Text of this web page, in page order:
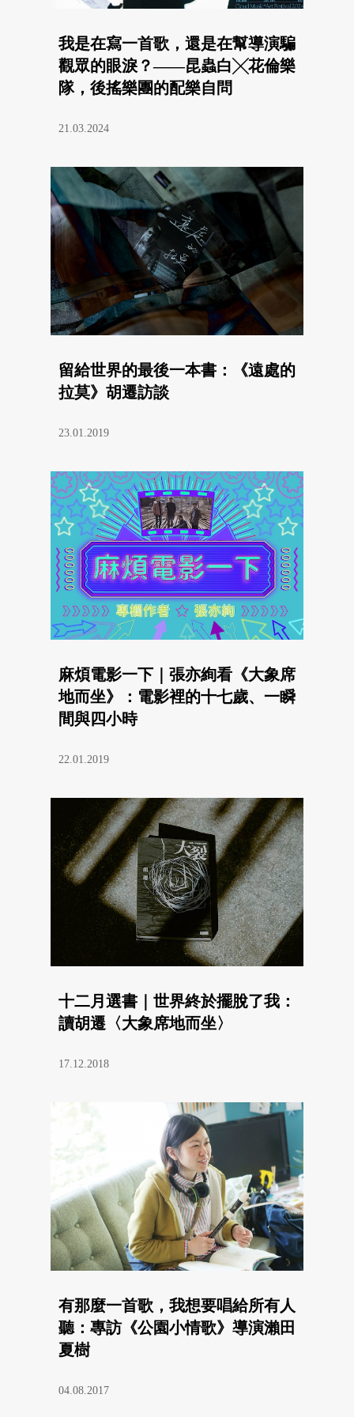
我是在寫一首歌，還是在幫導演騙
觀眾的眼淚？——昆蟲白╳花倫樂
隊，後搖樂團的配樂自問
21.03.2024
留給世界的最後一本書：《遠處的
拉莫》胡遷訪談
23.01.2019
麻煩電影一下｜張亦絢看《大象席
地而坐》：電影裡的十七歲、一瞬
間與四小時
22.01.2019
十二月選書｜世界終於擺脫了我：
讀胡遷〈大象席地而坐〉
17.12.2018
有那麼一首歌，我想要唱給所有人
聽：專訪《公園小情歌》導演瀨田
夏樹
04.08.2017